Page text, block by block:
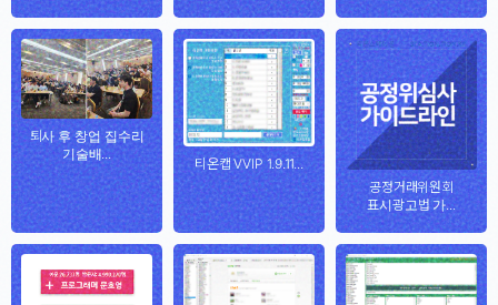
퇴사 후 창업 집수리
기술배...
티온캡 VVIP 1.9.11...
공정거래위원회
표시광고법 가...